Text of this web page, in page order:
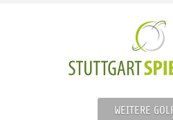
WEITERE